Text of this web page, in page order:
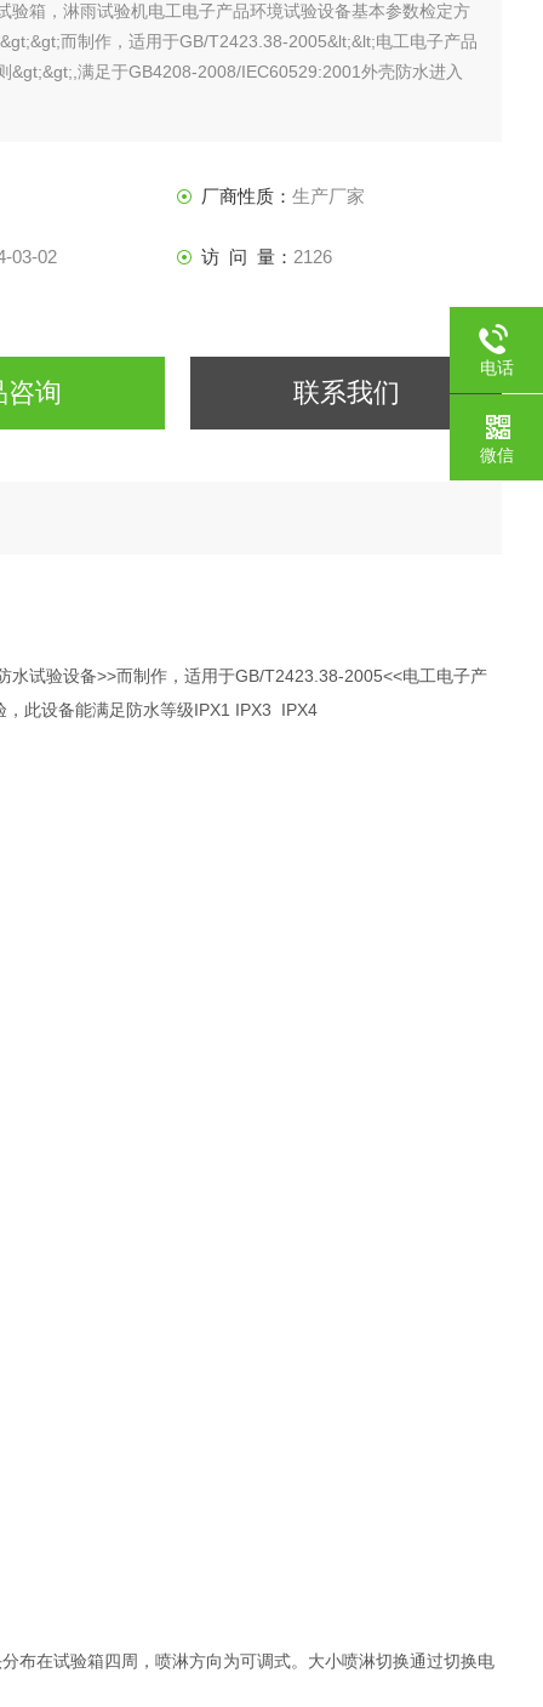
验箱，淋雨试验机电工电子产品环境试验设备基本参数检定方
而制作，适用于GB/T2423.38-2005&lt;&lt;电工电子产品
&gt;&gt;,满足于GB4208-2008/IEC60529:2001外壳防水进入
厂商性质：生产厂家
03-02 访 问 量： 2126
咨询 联系我们
试验设备>>而制作，适用于GB/T2423.38-2005<<电工电子产
此设备能满足防水等级IPX1 IPX3 IPX4
布在试验箱四周，喷淋方向为可调式。大小喷淋切换通过切换电
电话
微信